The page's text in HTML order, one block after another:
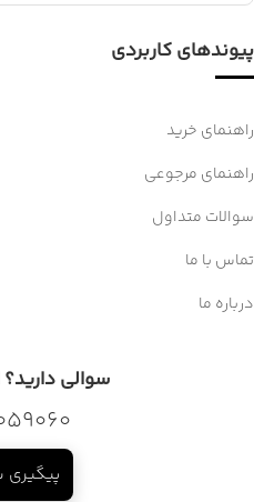
پیوندهای کاربردی
راهنمای خرید
راهنمای مرجوعی
سوالات متداول
تماس با ما
درباره ما
سوالی دارید؟